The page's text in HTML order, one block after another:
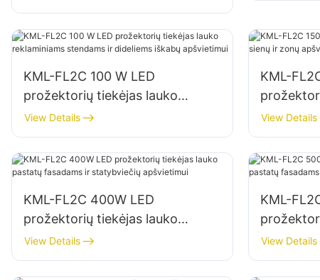
reklaminiams stendams ir didelių
iškabų apšvietimui.
KML-FL2C 100 W LED
prožektorių tiekėjas lauko
reklaminiams stendams ir
dideliems iškabų apšvietimui
View Details
KML-
ir zonų
View Details
KML-FL2C 400W LED
prožektorių tiekėjas lauko
pastatų fasadams ir statybviečių
apšvietimui
View Details
KML-
pastatų
View Details